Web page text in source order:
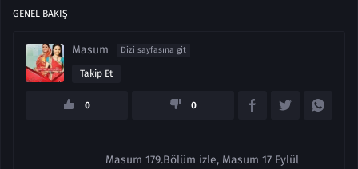
GENEL BAKIŞ
Masum Dizi sayfasına git
Takip Et
0 0
Masum 179.Bölüm izle, Masum 17 Eylül